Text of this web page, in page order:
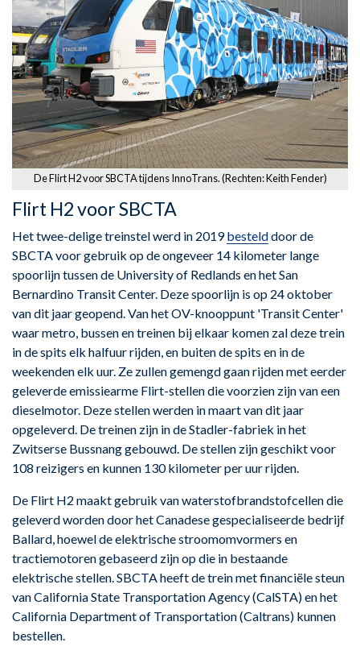
De Flirt H2 voor SBCTA tijdens InnoTrans. (Rechten: Keith Fender)
Flirt H2 voor SBCTA
Het twee-delige treinstel werd in 2019bestelddoor de
SBCTA voor gebruik op de ongeveer 14 kilometer lange
spoorlijn tussen de University of Redlands en het San
Bernardino Transit Center. Deze spoorlijn is op 24 oktober
van dit jaar geopend. Van het OV-knooppunt 'Transit Center'
waar metro, bussen en treinen bij elkaar komen zal deze trein
in de spits elk halfuur rijden, en buiten de spits en in de
weekenden elk uur. Ze zullen gemengd gaan rijden met eerder
geleverde emissiearme Flirt-stellen die voorzien zijn van een
dieselmotor. Deze stellen werden in maart van dit jaar
opgeleverd. De treinen zijn in de Stadler-fabriek in het
Zwitserse Bussnang gebouwd. De stellen zijn geschikt voor
108 reizigers en kunnen 130 kilometer per uur rijden.
De Flirt H2 maakt gebruik van waterstofbrandstofcellen die
geleverd worden door het Canadese gespecialiseerde bedrijf
Ballard, hoewel de elektrische stroomomvormers en
tractiemotoren gebaseerd zijn op die in bestaande
elektrische stellen. SBCTA heeft de trein met financiële steun
van California State Transportation Agency (CalSTA) en het
California Department of Transportation (Caltrans) kunnen
bestellen.